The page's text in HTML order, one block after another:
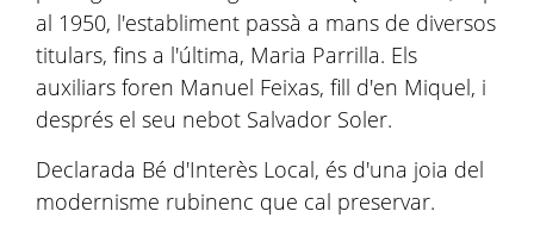
al 1950, l'establiment passà a mans de diversos
titulars, fins a l'última, Maria Parrilla. Els
auxiliars foren Manuel Feixas, fill d'en Miquel, i
després el seu nebot Salvador Soler.
Declarada Bé d'Interès Local, és d'una joia del
modernisme rubinenc que cal preservar.